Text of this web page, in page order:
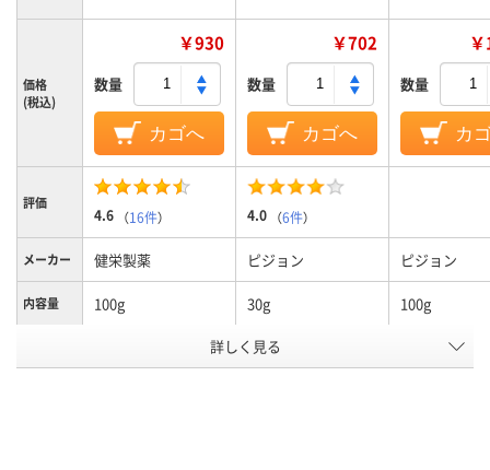
価格
(税込)
￥930
数量
カゴへ
￥702
数量
カゴへ
数量
カ
評価
4.6 （16件） 4.0 （6件）
メーカー 健栄製薬 ピジョン ピジョン
内容量 100g 30g 100g
10
詳しく見る